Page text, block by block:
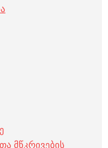
მწკრივების